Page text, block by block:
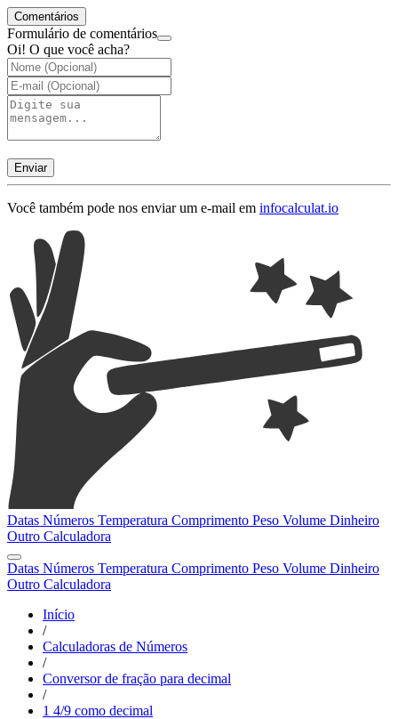
Comentários
Formulário de comentários
Oi! O que você acha?
Enviar
Você também pode nos enviar um e-mail em infocalculat.io
Datas Números Temperatura Comprimento Peso Volume Dinheiro
Outro Calculadora
Datas Números Temperatura Comprimento Peso Volume Dinheiro
Outro Calculadora
Início
/
Calculadoras de Números
/
Conversor de fração para decimal
/
1 4/9 como decimal